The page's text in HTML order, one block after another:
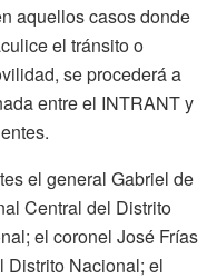
aquellos casos donde
el tránsito o
se procederá a
entre el INTRANT y
el general Gabriel de
Central del Distrito
el coronel José Frías
Distrito Nacional; el